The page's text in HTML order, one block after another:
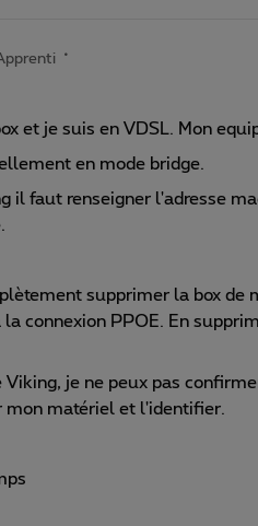
et je suis en VDSL. Mon
en mode bridge.
il faut renseigner l'adresse
supprimer la box de
la connexion PPOE. En
Viking, je ne peux pas
mon matériel et l'identifier.